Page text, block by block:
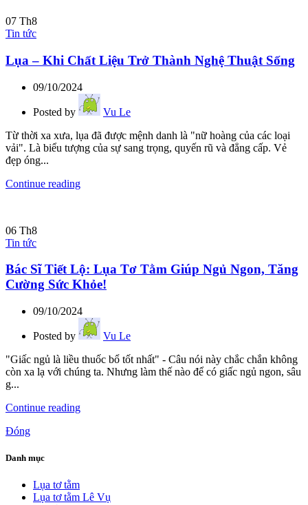
07 Th8
Tin tức
Lụa – Khi Chất Liệu Trở Thành Nghệ Thuật Sống
09/10/2024
Posted by
Vu Le
Từ thời xa xưa, lụa đã được mệnh danh là "nữ hoàng của các loại
vải". Là biểu tượng của sự sang trọng, quyến rũ và đẳng cấp. Vẻ
đẹp óng...
Continue reading
06 Th8
Tin tức
Bác Sĩ Tiết Lộ: Lụa Tơ Tằm Giúp Ngủ Ngon, Tăng
Cường Sức Khỏe!
09/10/2024
Posted by
Vu Le
"Giấc ngủ là liều thuốc bổ tốt nhất" - Câu nói này chắc chắn không
còn xa lạ với chúng ta. Nhưng làm thế nào để có giấc ngủ ngon, sâu
g...
Continue reading
Đóng
Danh mục
Lụa tơ tằm
Lụa tơ tằm Lê Vụ